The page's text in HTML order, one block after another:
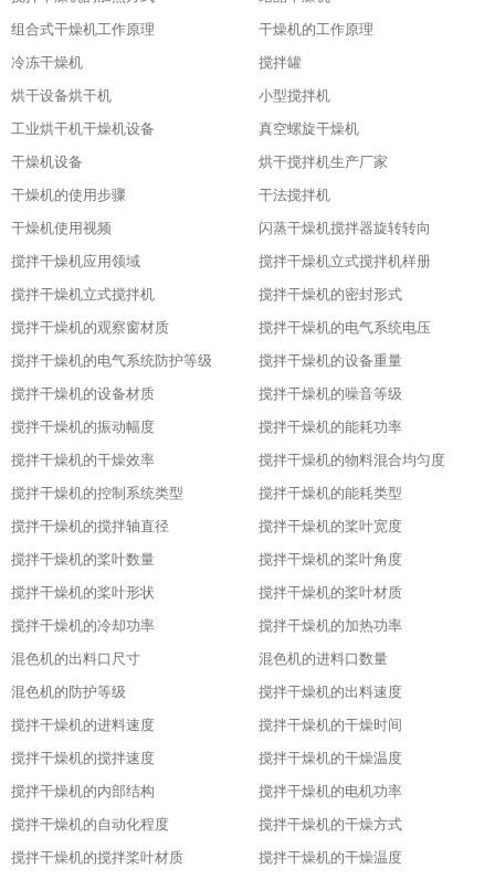
组合式干燥机工作原理
干燥机的工作原理
冷冻干燥机
搅拌罐
烘干设备烘干机
小型搅拌机
工业烘干机干燥机设备
真空螺旋干燥机
干燥机设备
烘干搅拌机生产厂家
干燥机的使用步骤
干法搅拌机
干燥机使用视频
闪蒸干燥机搅拌器旋转转向
搅拌干燥机应用领域
搅拌干燥机立式搅拌机样册
搅拌干燥机立式搅拌机
搅拌干燥机的密封形式
搅拌干燥机的观察窗材质
搅拌干燥机的电气系统电压
搅拌干燥机的电气系统防护等级
搅拌干燥机的设备重量
搅拌干燥机的设备材质
搅拌干燥机的噪音等级
搅拌干燥机的振动幅度
搅拌干燥机的能耗功率
搅拌干燥机的干燥效率
搅拌干燥机的物料混合均匀度
搅拌干燥机的控制系统类型
搅拌干燥机的能耗类型
搅拌干燥机的搅拌轴直径
搅拌干燥机的桨叶宽度
搅拌干燥机的桨叶数量
搅拌干燥机的桨叶角度
搅拌干燥机的桨叶形状
搅拌干燥机的桨叶材质
搅拌干燥机的冷却功率
搅拌干燥机的加热功率
混色机的出料口尺寸
混色机的进料口数量
混色机的防护等级
搅拌干燥机的出料速度
搅拌干燥机的进料速度
搅拌干燥机的干燥时间
搅拌干燥机的搅拌速度
搅拌干燥机的干燥温度
搅拌干燥机的内部结构
搅拌干燥机的电机功率
搅拌干燥机的自动化程度
搅拌干燥机的干燥方式
搅拌干燥机的搅拌桨叶材质
搅拌干燥机的干燥温度